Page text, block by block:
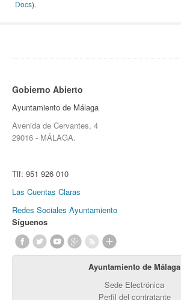
Docs).
Gobierno Abierto
Ayuntamiento de Málaga
Avenida de Cervantes, 4
29016 - MÁLAGA.
Tlf: 951 926 010
Las Cuentas Claras
Redes Sociales Ayuntamiento
Síguenos
Ayuntamiento de Málaga
Sede Electrónica
Perfil del contratante